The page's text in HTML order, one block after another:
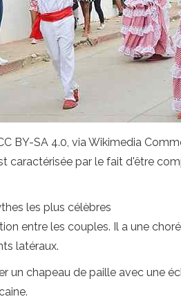
BY-SA 4.0, via Wikimedia
caractérisée par le fait d'être
les plus célèbres
entre les couples. Il a une
latéraux.
un chapeau de paille avec une